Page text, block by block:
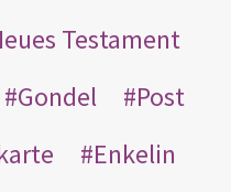
Testament
Gondel
Post
Enkelin